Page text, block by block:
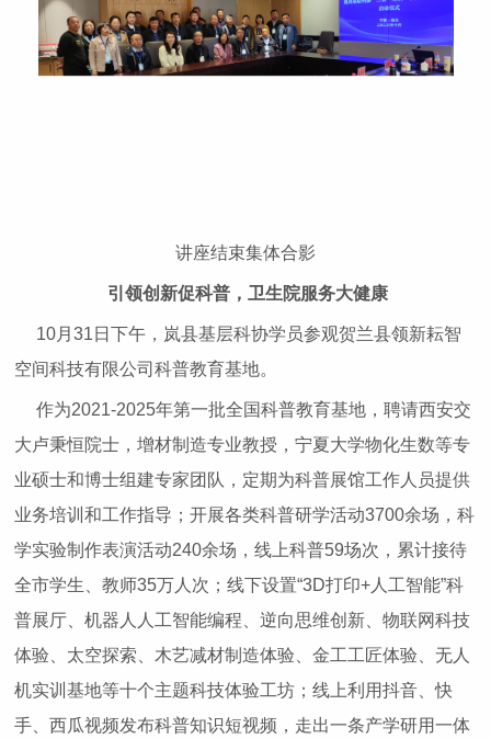
讲座结束集体合影
引领创新促科普，卫生院服务大健康
10月31日下午，岚县基层科协学员参观贺兰县领新耘智
空间科技有限公司科普教育基地。
作为2021-2025年第一批全国科普教育基地，聘请西安交
大卢秉恒院士，增材制造专业教授，宁夏大学物化生数等专
业硕士和博士组建专家团队，定期为科普展馆工作人员提供
业务培训和工作指导；开展各类科普研学活动3700余场，科
学实验制作表演活动240余场，线上科普59场次，累计接待
全市学生、教师35万人次；线下设置“3D打印+人工智能”科
普展厅、机器人人工智能编程、逆向思维创新、物联网科技
体验、太空探索、木艺减材制造体验、金工工匠体验、无人
机实训基地等十个主题科技体验工坊；线上利用抖音、快
手、西瓜视频发布科普知识短视频，走出一条产学研用一体